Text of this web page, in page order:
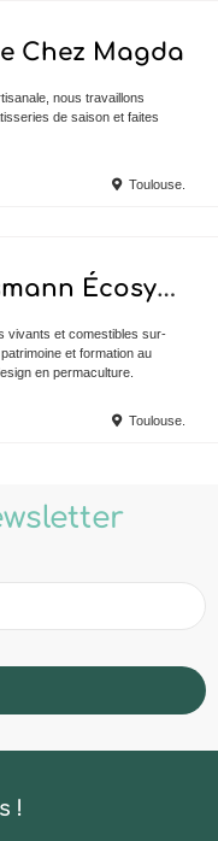
Chez Magda
nous travaillons
de saison et faites
Toulouse.
Adrien Felsmann Écosystèmes Paysagiste
vivants et comestibles sur-
et formation au
en permaculture.
Toulouse.
!